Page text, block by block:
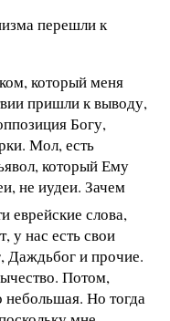
перешли к
который меня
пришли к выводу,
Богу,
Мол, есть
который Ему
не иудеи. Зачем
еврейские слова,
у нас есть свои
Даждьбог и прочие.
Потом,
небольшая. Но тогда